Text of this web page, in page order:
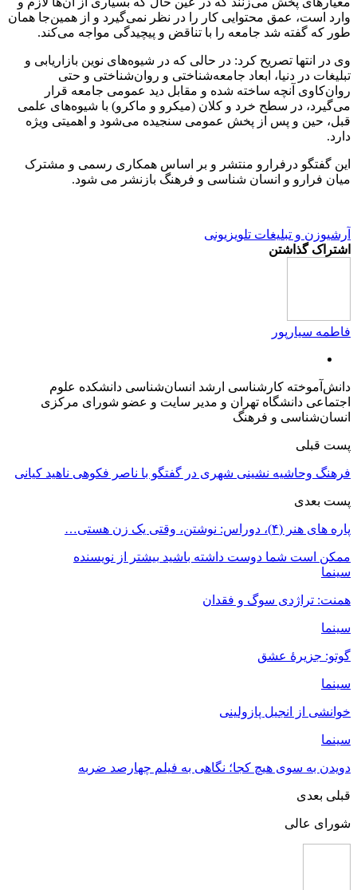
وارد است، عمق محتوایی کار را در نظر نمی‌گیرد و از همین‌جا همان
طور که گفته شد جامعه را با تناقض و پیچیدگی مواجه می‌کند.
وی در انتها تصریح کرد: در حالی که در شیوه‌های نوین بازاریابی و
تبلیغات در دنیا، ابعاد جامعه‌شناختی و روان‌شناختی و حتی
روان‌کاوی آنچه ساخته شده و مقابل دید عمومی جامعه قرار
می‌گیرد، در سطح خرد و کلان (میکرو و ماکرو) با شیوه‌های علمی
قبل، حین و پس از پخش عمومی سنجیده می‌شود و اهمیتی ویژه
دارد.
این گفتگو درفرارو منتشر و بر اساس همکاری رسمی و مشترک
میان فرارو و انسان شناسی و فرهنگ بازنشر می شود.
آرشیوزن و تبلیغات تلویزیونی
اشتراک گذاشتن
فاطمه سیارپور
دانش‌آموخته کارشناسی ارشد انسان‌شناسی دانشکده علوم
اجتماعی دانشگاه تهران و مدیر سایت و عضو شورای مرکزی
انسان‌شناسی و فرهنگ
پست قبلی
فرهنگ وحاشیه نشینی شهری در گفتگو با ناصر فکوهی ناهید کیانی
پست بعدی
پاره های هنر (۴)، دوراس: نوشتن، وقتی یک زن هستی…
ممکن است شما دوست داشته باشید بیشتر از نویسنده
سینما
همنت: تراژدی سوگ و فقدان
سینما
گوتو: جزیرۀ عشق
سینما
خوانشی از انجیل پازولینی
سینما
دویدن به سوی هیچ کجا؛ نگاهی به فیلم چهارصد ضربه
قبلی بعدی
شورای عالی